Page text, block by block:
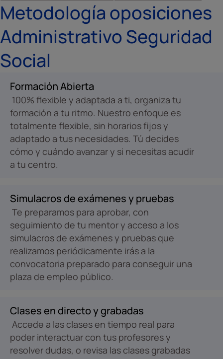
Metodología oposiciones
Administrativo Seguridad
Social
Formación Abierta
100% flexible y adaptada a ti, organiza tu
formación a tu ritmo. Nuestro enfoque es
totalmente flexible, sin horarios fijos y
adaptado a tus necesidades. Tú decides
cómo y cuándo avanzar y si necesitas acudir
a tu centro.
Simulacros de exámenes y pruebas
Te preparamos para aprobar, con
seguimiento de tu mentor y acceso a los
simulacros de exámenes y pruebas que
realizamos periódicamente irás a la
convocatoria preparado para conseguir una
plaza de empleo público.
Clases en directo y grabadas
Accede a las clases en tiempo real para
poder interactuar con tus profesores y
resolver dudas, o revisa las clases grabadas